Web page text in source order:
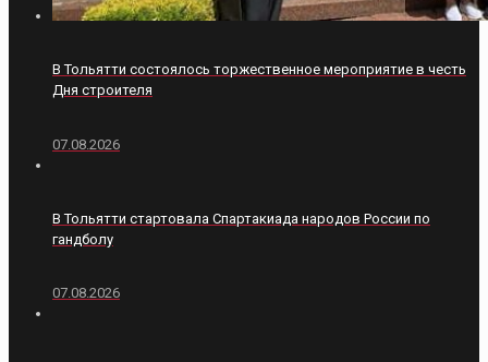
В Тольятти состоялось торжественное мероприятие в честь
Дня строителя
07.08.2026
В Тольятти стартовала Спартакиада народов России по
гандболу
07.08.2026